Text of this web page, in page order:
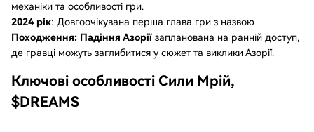
механіки та особливості гри.
2024 рік: Довгоочікувана перша глава гри з назвою
Походження: Падіння Азорії запланована на ранній доступ,
де гравці можуть заглибитися у сюжет та виклики Азорії.
Ключові особливості Сили Мрій,
$DREAMS